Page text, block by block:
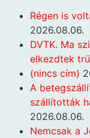
Régen is
2026.08.06.
DVTK. Ma
elkezdtek
(nincs cím)
A
szállították
2026.08.06.
Nemcsak a